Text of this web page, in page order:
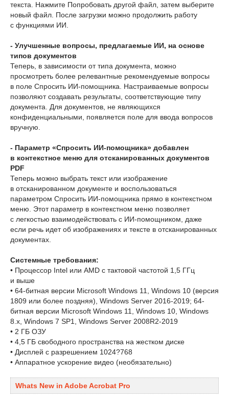
текста. Нажмите Попробовать другой файл, затем выберите
новый файл. После загрузки можно продолжить работу
с функциями ИИ.
- Улучшенные вопросы, предлагаемые ИИ, на основе
типов документов
Теперь, в зависимости от типа документа, можно
просмотреть более релевантные рекомендуемые вопросы
в поле Спросить ИИ-помощника. Настраиваемые вопросы
позволяют создавать результаты, соответствующие типу
документа. Для документов, не являющихся
конфиденциальными, появляется поле для ввода вопросов
вручную.
- Параметр «Спросить ИИ-помощника» добавлен
в контекстное меню для отсканированных документов
PDF
Теперь можно выбрать текст или изображение
в отсканированном документе и воспользоваться
параметром Спросить ИИ-помощника прямо в контекстном
меню. Этот параметр в контекстном меню позволяет
с легкостью взаимодействовать с ИИ-помощником, даже
если речь идет об изображениях и тексте в отсканированных
документах.
Системные требования:
• Процессор Intel или AMD с тактовой частотой 1,5 ГГц
и выше
• 64-битная версии Microsoft Windows 11, Windows 10 (версия
1809 или более поздняя), Windows Server 2016-2019; 64-
битная версии Microsoft Windows 11, Windows 10, Windows
8.x, Windows 7 SP1, Windows Server 2008R2-2019
• 2 ГБ ОЗУ
• 4,5 ГБ свободного пространства на жестком диске
• Дисплей с разрешением 1024?768
• Аппаратное ускорение видео (необязательно)
Whats New in Adobe Acrobat Pro